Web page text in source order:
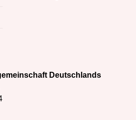
Deutschlands